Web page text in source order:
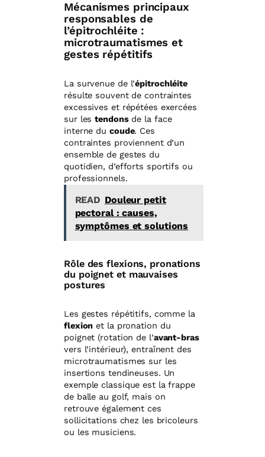
Mécanismes principaux
responsables de
l’épitrochléite :
microtraumatismes et
gestes répétitifs
La survenue de l’épitrochléite
résulte souvent de contraintes
excessives et répétées exercées
sur lestendonsde la face
interne du coude. Ces
contraintes proviennent d’un
ensemble de gestes du
quotidien, d’efforts sportifs ou
professionnels.
READ Douleur petit
pectoral : causes,
symptômes et solutions
Rôle des flexions, pronations
du poignet et mauvaises
postures
Les gestes répétitifs, comme la
flexion et la pronation du
poignet (rotation de l’avant-bras
vers l’intérieur), entraînent des
microtraumatismes sur les
insertions tendineuses. Un
exemple classique est la frappe
de balle au golf, mais on
retrouve également ces
sollicitations chez les bricoleurs
ou les musiciens.